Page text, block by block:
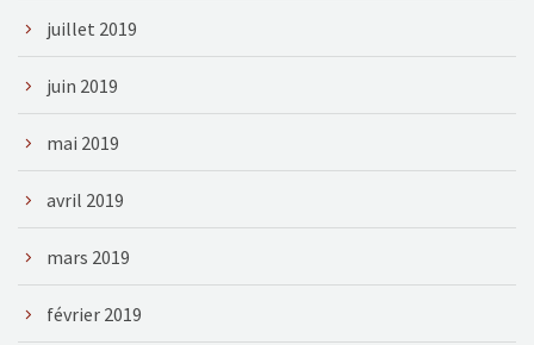
juillet 2019
juin 2019
mai 2019
avril 2019
mars 2019
février 2019